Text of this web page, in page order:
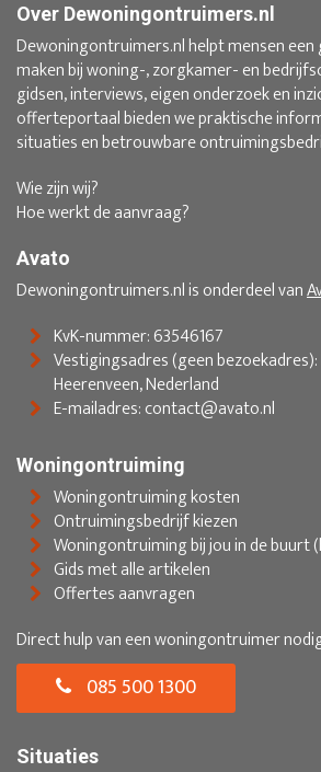
Over Dewoningontruimers.nl
Dewoningontruimers.nl helpt mensen een
maken bij woning-, zorgkamer- en
gidsen, interviews, eigen onderzoek en
offerteportaal bieden we praktische
situaties en betrouwbare
Wie zijn wij?
Hoe werkt de aanvraag?
Avato
Dewoningontruimers.nl is onderdeel van
KvK-nummer: 63546167
Vestigingsadres (geen
Heerenveen, Nederland
E-mailadres: contact@avato.nl
Woningontruiming
Woningontruiming kosten
Ontruimingsbedrijf kiezen
Woningontruiming bij jou in de buurt
Gids met alle artikelen
Offertes aanvragen
Direct hulp van een woningontruimer
085 500 1300
Situaties